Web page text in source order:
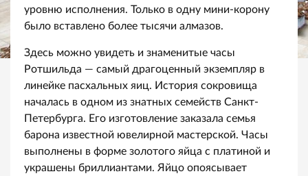
уровню исполнения. Только в одну мини-корону
было вставлено более тысячи алмазов.
Здесь можно увидеть и знаменитые часы
Ротшильда — самый драгоценный экземпляр в
линейке пасхальных яиц. История сокровища
началась в одном из знатных семейств Санкт-
Петербурга. Его изготовление заказала семья
барона известной ювелирной мастерской. Часы
выполнены в форме золотого яйца с платиной и
украшены бриллиантами. Яйцо опоясывает